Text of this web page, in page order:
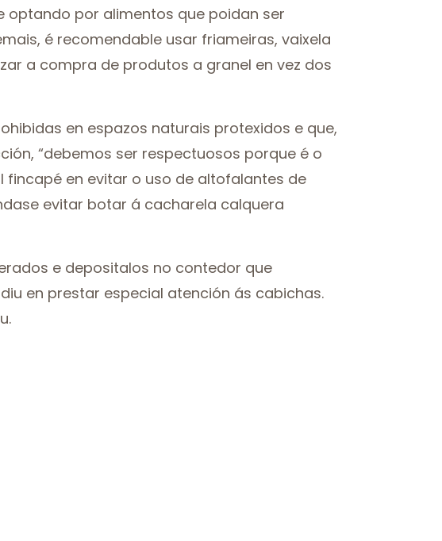
por alimentos que poidan ser
é recomendable usar friameiras, vaixela
a compra de produtos a granel en vez dos
en espazos naturais protexidos e que,
“debemos ser respectuosos porque é o
fincapé en evitar o uso de altofalantes de
evitar botar á cacharela calquera
e depositalos no contedor que
en prestar especial atención ás cabichas.